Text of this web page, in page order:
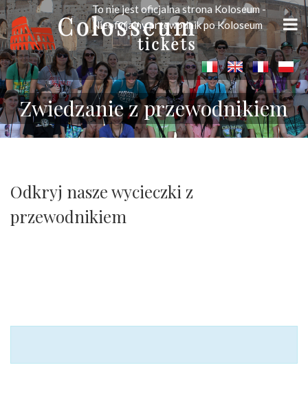
To nie jest oficjalna strona Koloseum -
Nieoficjalny przewodnik po Koloseum
Zwiedzanie z przewodnikiem
Odkryj nasze wycieczki z
przewodnikiem